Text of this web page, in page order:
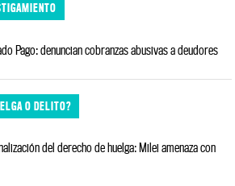
Pago: denuncian cobranzas abusivas a deudores
O DELITO?
del derecho de huelga: Milei amenaza con